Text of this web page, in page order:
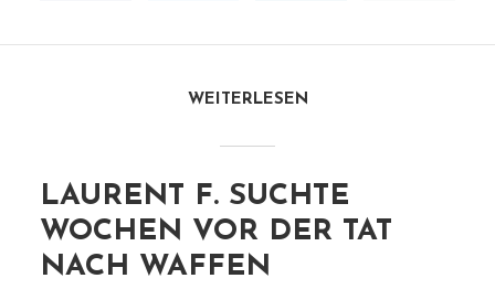
WEITERLESEN
LAURENT F. SUCHTE
WOCHEN VOR DER TAT
NACH WAFFEN